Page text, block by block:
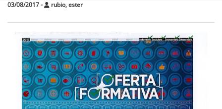
03/08/2017- rubio, ester